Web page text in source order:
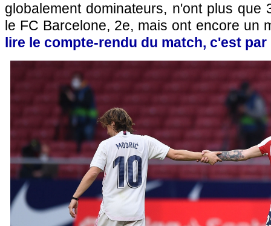
globalement dominateurs, n'ont plus que
le FC Barcelone, 2e, mais ont encore un
lire le compte-rendu du match, c'est par